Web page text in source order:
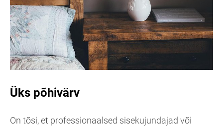
Üks põhivärv
On tõsi, et professionaalsed sisekujundajad või